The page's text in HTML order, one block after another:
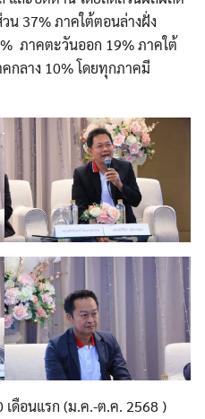
น 37% ภาคใต้ตอนล่างฝั่ง
ภาคตะวันออก 19% ภาคใต้
กลาง 10% โดยทุกภาคมี
เดือนแรก (ม.ค.-ต.ค. 2568 )